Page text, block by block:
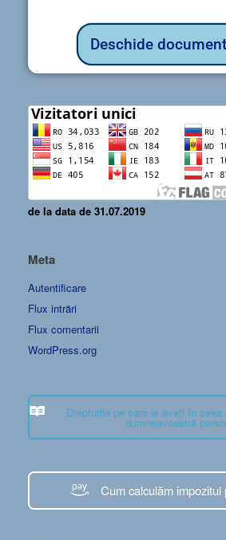
Deschide
de la data de 31.07.2019
Meta
Autentificare
Flux intrări
Flux comentarii
WordPress.org
Drepturile pe care le aveți în
dumneavoastră
Cum calculăm impozitul